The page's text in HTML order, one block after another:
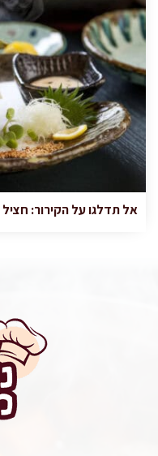
אל תדלגו על הקירור: